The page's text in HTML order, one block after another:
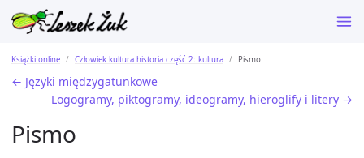
Książki online Człowiek kultura historia część 2: kultura Pismo
← Języki międzygatunkowe
Logogramy, piktogramy, ideogramy, hieroglify i litery →
Pismo